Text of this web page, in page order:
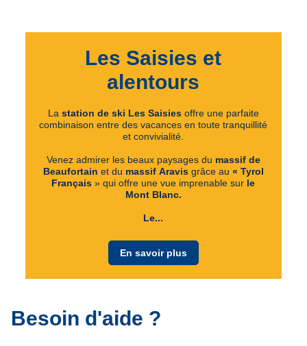
Les Saisies et
alentours
La station de ski Les Saisiesoffre une parfaite
combinaison entre des vacances en toute tranquillité
et convivialité.
Venez admirer les beaux paysages du massif de
Beaufortain et du massif Aravisgrâce au « Tyrol
Français» qui offre une vue imprenable sur le
Mont Blanc.
Le...
En savoir plus
Besoin d'aide ?